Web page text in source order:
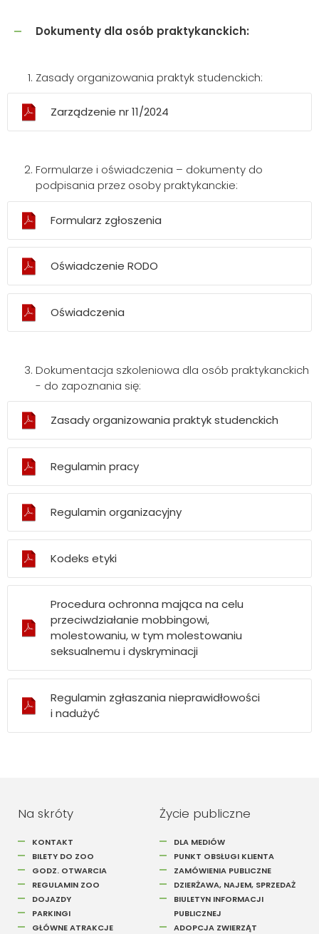
Szukaj
Dokumenty dla osób praktykanckich:
Zasady organizowania praktyk studenckich:
Zarządzenie nr 11/2024
Formularze i oświadczenia – dokumenty do
podpisania przez osoby praktykanckie:
Formularz zgłoszenia
Oświadczenie RODO
Oświadczenia
Dokumentacja szkoleniowa dla osób praktykanckich
- do zapoznania się:
Zasady organizowania praktyk studenckich
Regulamin pracy
Regulamin organizacyjny
Kodeks etyki
Procedura ochronna mająca na celu
przeciwdziałanie mobbingowi,
molestowaniu, w tym molestowaniu
seksualnemu i dyskryminacji
Regulamin zgłaszania nieprawidłowości
i nadużyć
Na skróty
KONTAKT
BILETY DO ZOO
GODZ. OTWARCIA
REGULAMIN ZOO
DOJAZDY
PARKINGI
GŁÓWNE ATRAKCJE
Życie publiczne
DLA MEDIÓW
PUNKT OBSŁUGI KLIENTA
ZAMÓWIENIA PUBLICZNE
DZIERŻAWA, NAJEM, SPRZEDAŻ
BIULETYN INFORMACJI
PUBLICZNEJ
ADOPCJA ZWIERZĄT